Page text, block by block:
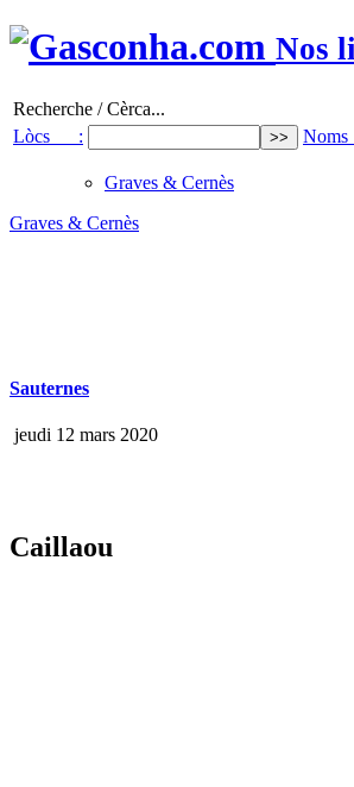
Nos
Recherche / Cèrca...
Lòcs :
Graves & Cernès
Graves & Cernès
Sauternes
jeudi 12 mars 2020
Caillaou